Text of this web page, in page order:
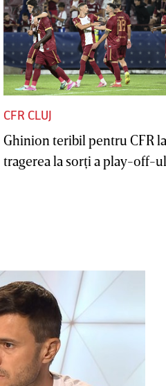
CFR CLUJ
Ghinion teribil pentru CFR la
tragerea la sorţi a play-off-